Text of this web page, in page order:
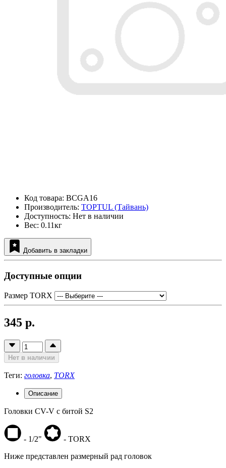
Код товара: BCGA16
Производитель: TOPTUL (Тайвань)
Доступность: Нет в наличии
Вес: 0.11кг
Добавить в закладки
Доступные опции
Размер TORX
345 р.
Нет в наличии
Теги: головка, TORX
Описание
Головки CV-V с битой S2
- 1/2"
- TORX
Ниже представлен размерный рад головок